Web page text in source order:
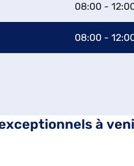
08:00 -
08:00 -
à